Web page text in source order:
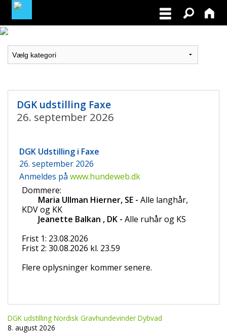
MEDLEMSLOGIN
NORDISK MESTERSKAB I VILDTSPOR 2026
OPRET GRATIS ANNONCE PÅ
VIL DU BETÆNKE DGK MED EN ARV
TILSKUD TIL ØJENLYSNING OG
RYGFOTOGRAFERING 2026
DGK udstilling Faxe
26. september 2026
DGK Udstilling i Faxe
26. september 2026
Anmeldes på www.hundeweb.dk
Dommere:
Maria Ullman Hierner, SE - Alle langhår,
KDV og KK
	J
eanette Balkan , DK - Alle ruhår og KS
Frist 1: 23.08.2026
Frist 2: 30.08.2026 kl. 23.59
Flere oplysninger kommer senere.
DGK udstilling Nordisk Gravhundevinder Dybvad
8. august 2026